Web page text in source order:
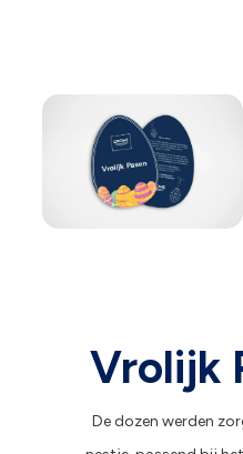
Vrolijk
De dozen werden